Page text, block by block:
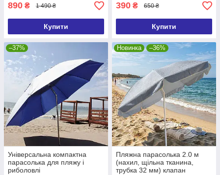
890 ₴ 1 490 ₴
Купити
390 ₴ 650 ₴
Купити
–37%
Універсальна компактна
парасолька для пляжу і
риболовлі
Новинка –36%
Пляжна парасолька 2.0 м
(нахил, щільна тканина,
трубка 32 мм) клапан